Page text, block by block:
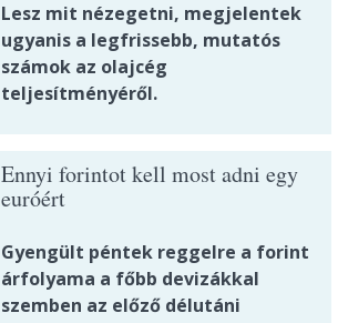
Lesz mit nézegetni, megjelentek
ugyanis a legfrissebb, mutatós
számok az olajcég
teljesítményéről.
Ennyi forintot kell most adni egy
euróért
Gyengült péntek reggelre a forint
árfolyama a főbb devizákkal
szemben az előző délutáni